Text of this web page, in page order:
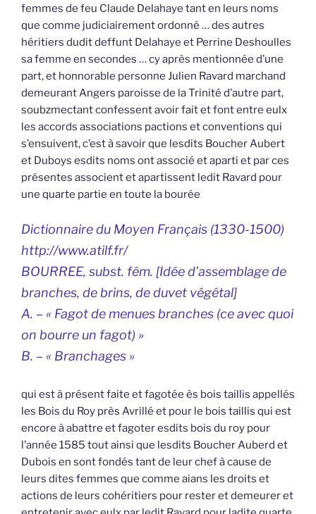
femmes de feu Claude Delahaye tant en leurs noms
que comme judiciairement ordonné … des autres
héritiers dudit deffunt Delahaye et Perrine Deshoulles
sa femme en secondes … cy après mentionnée d’une
part, et honnorable personne Julien Ravard marchand
demeurant Angers paroisse de la Trinité d’autre part,
soubzmectant confessent avoir fait et font entre eulx
les accords associations pactions et conventions qui
s’ensuivent, c’est à savoir que lesdits Boucher Aubert
et Duboys esdits noms ont associé et aparti et par ces
présentes associent et apartissent ledit Ravard pour
une quarte partie en toute la bourée
Dictionnaire du Moyen Français (1330-1500)
http://www.atilf.fr/
BOURREE, subst. fém. [Idée d’assemblage de
branches, de brins, de duvet végétal]
A. – « Fagot de menues branches (ce avec quoi
on bourre un fagot) »
B. – « Branchages »
qui est à présent faite et fagotée ès bois taillis appellés
les Bois du Roy près Avrillé et pour le bois taillis qui est
encore à abattre et fagoter esdits bois du roy pour
l’année 1585 tout ainsi que lesdits Boucher Auberd et
Dubois en sont fondés tant de leur chef à cause de
leurs dites femmes que comme aians les droits et
actions de leurs cohéritiers pour rester et demeurer et